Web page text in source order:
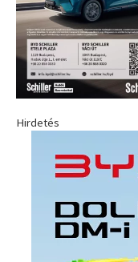
Hirdetés